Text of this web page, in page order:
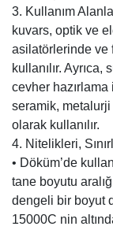
3. Kullanım
kuvars, optik ve
asilatörlerinde ve
kullanılır.
cevher
seramik, metalurji
olarak kullanılır.
4. Nitelikleri,
• Döküm’de
tane boyutu
dengeli bir boyut
15000C nin